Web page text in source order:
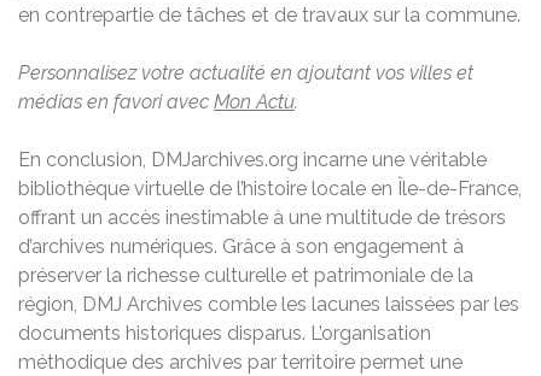
en contrepartie de tâches et de travaux sur la commune.
Personnalisez votre actualité en ajoutant vos villes et
médias en favori avec Mon Actu.
En conclusion, DMJarchives.org incarne une véritable
bibliothèque virtuelle de l’histoire locale en Île-de-France,
offrant un accès inestimable à une multitude de trésors
d’archives numériques. Grâce à son engagement à
préserver la richesse culturelle et patrimoniale de la
région, DMJ Archives comble les lacunes laissées par les
documents historiques disparus. L’organisation
méthodique des archives par territoire permet une